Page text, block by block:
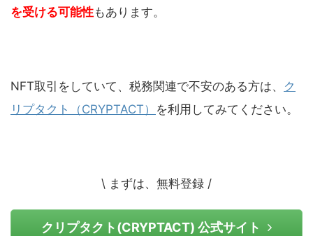
を受ける可能性もあります。
NFT取引をしていて、税務関連で不安のある方は、 ク
リプタクト（CRYPTACT） を利用してみてください。
\ まずは、無料登録 /
クリプタクト(CRYPTACT) 公式サイト